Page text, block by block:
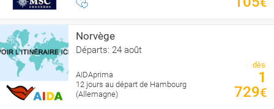
Norvège
Départs: 24 août
AIDAprima
12 jours au départ de Hambourg
(Allemagne)
dès
1
729€